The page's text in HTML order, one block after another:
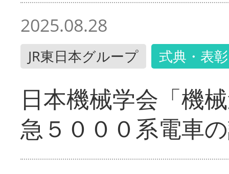
2025.08.28
JR東日本グループ 式典・表彰
日本機械学会「機
急５０００系電車